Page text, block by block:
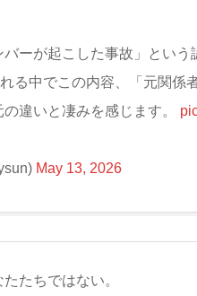
バーが起こした事故」とい
る中でこの内容、「元関係
違いと凄みを感じます。
May 13, 2026
たちではない。